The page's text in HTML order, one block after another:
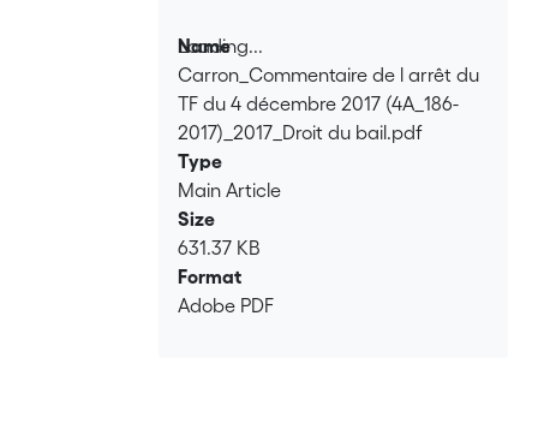
Loading...
Loading...
Name
Carron_Commentaire de l arrêt du
TF du 4 décembre 2017 (4A_186-
2017)_2017_Droit du bail.pdf
Type
Main Article
Size
631.37 KB
Format
Adobe PDF